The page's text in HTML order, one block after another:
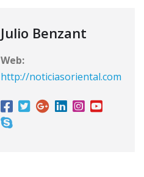
Julio Benzant
Web:
http://noticiasoriental.com